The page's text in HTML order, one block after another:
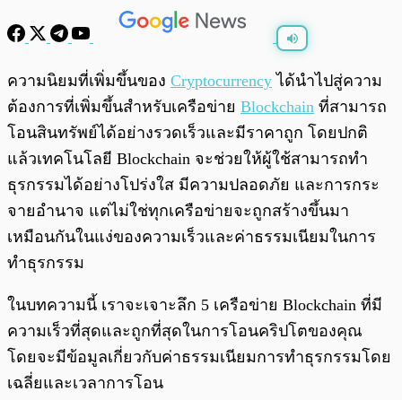
พร้อมเล่น 0:00 0:00
ความนิยมที่เพิ่มขึ้นของ Cryptocurrency ได้นำไปสู่ความ
ต้องการที่เพิ่มขึ้นสำหรับเครือข่าย Blockchain ที่สามารถ
โอนสินทรัพย์ได้อย่างรวดเร็วและมีราคาถูก โดยปกติ
แล้วเทคโนโลยี Blockchain จะช่วยให้ผู้ใช้สามารถทำ
ธุรกรรมได้อย่างโปร่งใส มีความปลอดภัย และการกระ
จายอำนาจ แต่ไม่ใช่ทุกเครือข่ายจะถูกสร้างขึ้นมา
เหมือนกันในแง่ของความเร็วและค่าธรรมเนียมในการ
ทำธุรกรรม
ในบทความนี้ เราจะเจาะลึก 5 เครือข่าย Blockchain ที่มี
ความเร็วที่สุดและถูกที่สุดในการโอนคริปโตของคุณ
โดยจะมีข้อมูลเกี่ยวกับค่าธรรมเนียมการทำธุรกรรมโดย
เฉลี่ยและเวลาการโอน